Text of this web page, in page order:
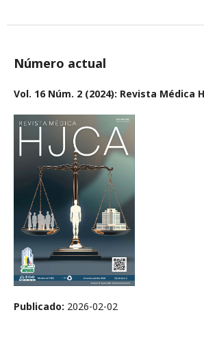
Número actual
Vol. 16 Núm. 2 (2024): Revista Médica
Publicado: 2026-02-02